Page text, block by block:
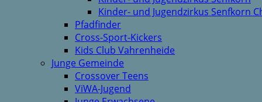
Kinder- und Jugendzirkus Senfkorn
Pfadfinder
Cross-Sport-Kickers
Kids Club Vahrenheide
Junge Gemeinde
Crossover Teens
ViWA-Jugend